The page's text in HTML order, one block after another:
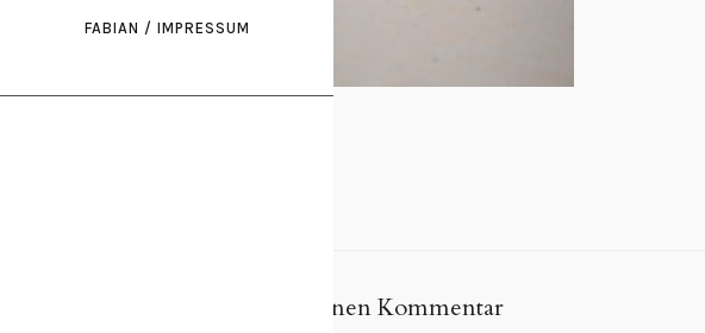
FABIAN / IMPRESSUM
Schreibe einen Kommentar